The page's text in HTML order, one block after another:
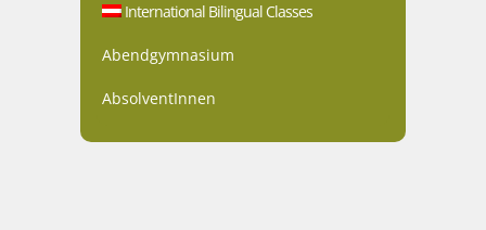
International Bilingual Classes
Abendgymnasium
AbsolventInnen